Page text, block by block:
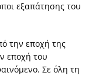
εξαπάτησης του
την εποχή της
εποχή του
Σε όλη τη